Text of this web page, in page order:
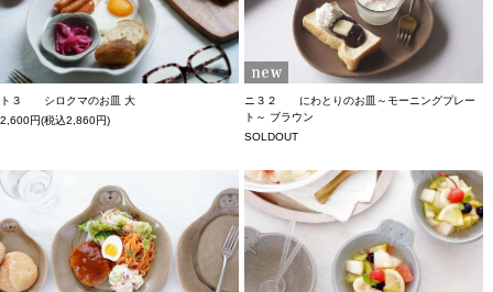
ト３ シロクマのお皿 大
2,600円(税込2,860円)
ニ３２ にわとりのお皿～モーニングプレー
ト～ ブラウン
SOLDOUT